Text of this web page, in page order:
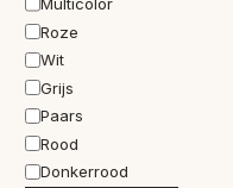
Roze
Wit
Grijs
Paars
Rood
Donkerrood